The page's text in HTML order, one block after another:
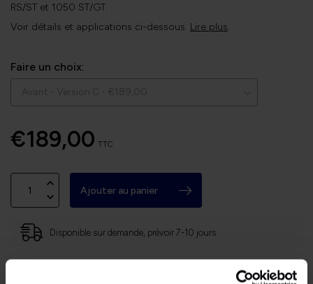
RS/ST et 1050 ST/GT.
Voir détails et applications ci-dessous. Lire plus.
Faire un choix:
€189,00 TTC
Ajouter au panier
Disponible sur demande, prévoir 7-10 jours